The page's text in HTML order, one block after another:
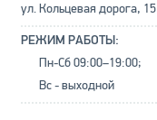
ул. Кольцевая дорога, 15
РЕЖИМ РАБОТЫ:
Пн-Сб 09:00–19:00;
Вс - выходной